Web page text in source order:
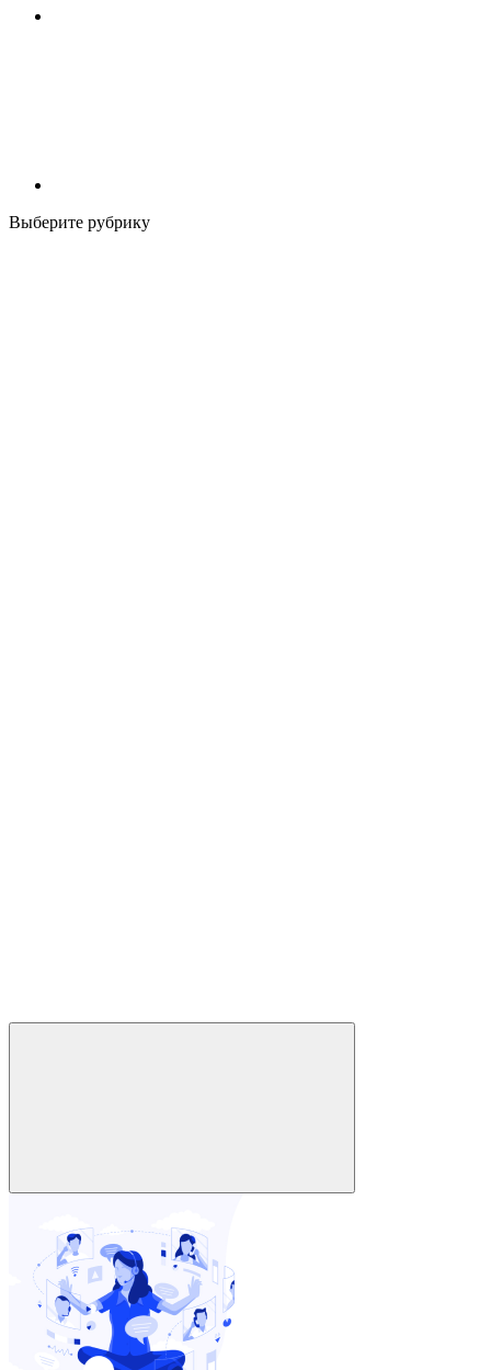
Выберите рубрику